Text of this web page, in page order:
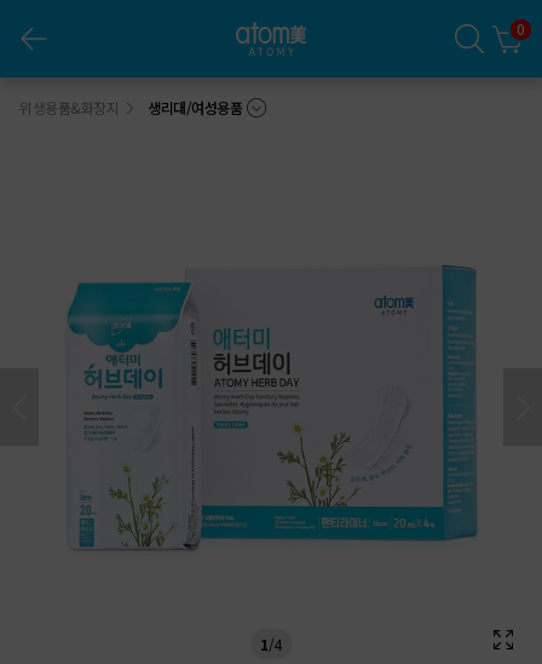
0
위생용품&화장지 생리대/여성용품
애터미 허브데이 팬티라이너(1팩/20개 x4개)
1/4